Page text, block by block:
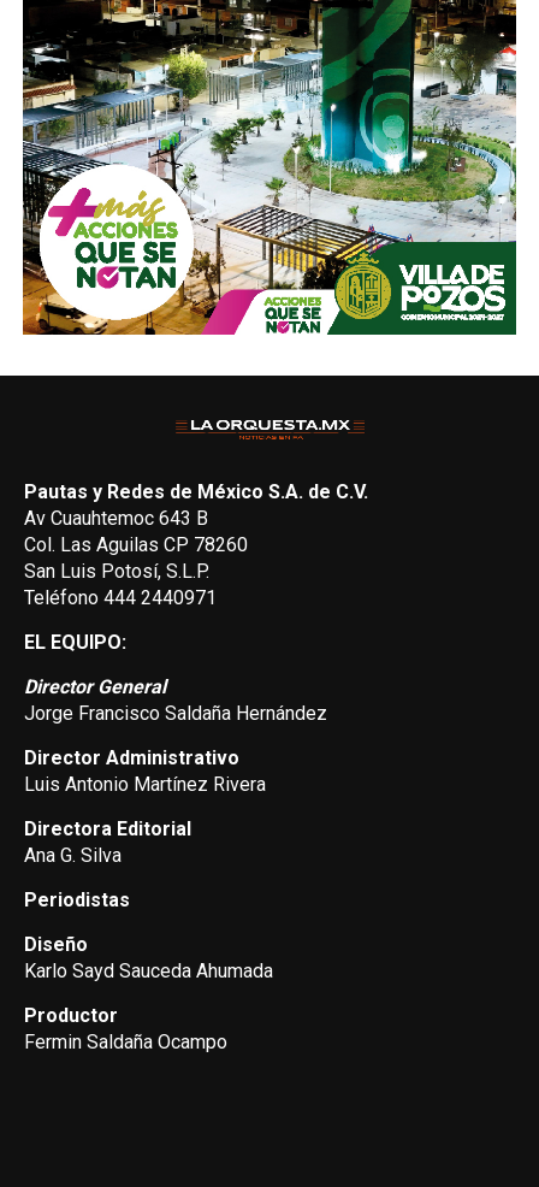
Pautas y Redes de México S.A. de C.V.
Av Cuauhtemoc 643 B
Col. Las Aguilas CP 78260
San Luis Potosí, S.L.P.
Teléfono 444 2440971
EL EQUIPO:
Director General
Jorge Francisco Saldaña Hernández
Director Administrativo
Luis Antonio Martínez Rivera
Directora Editorial
Ana G. Silva
Periodistas
Diseño
Karlo Sayd Sauceda Ahumada
Productor
Fermin Saldaña Ocampo